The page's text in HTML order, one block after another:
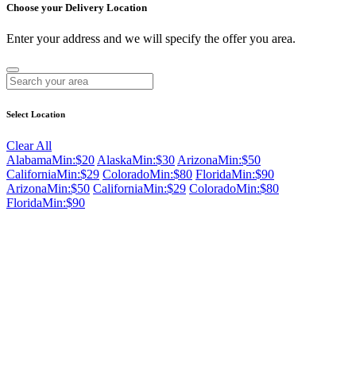
Choose your Delivery Location
Enter your address and we will specify the offer you area.
Select Location
Clear All
AlabamaMin:$20 AlaskaMin:$30 ArizonaMin:$50
CaliforniaMin:$29 ColoradoMin:$80 FloridaMin:$90
ArizonaMin:$50 CaliforniaMin:$29 ColoradoMin:$80
FloridaMin:$90